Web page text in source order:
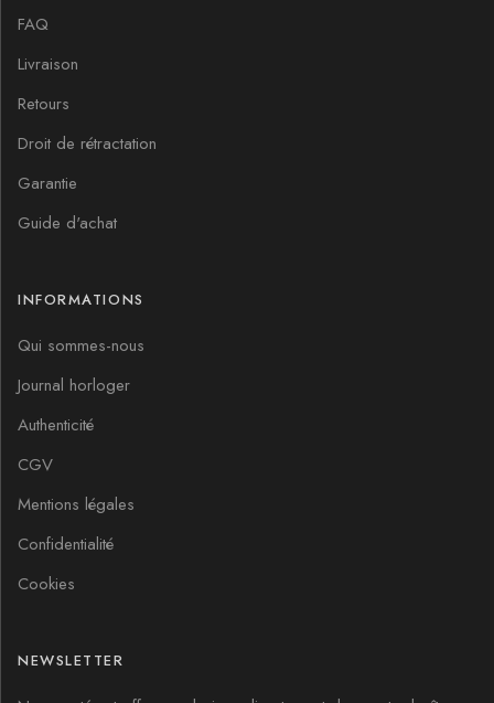
FAQ
Livraison
Retours
Droit de rétractation
Garantie
Guide d'achat
INFORMATIONS
Qui sommes-nous
Journal horloger
Authenticité
CGV
Mentions légales
Confidentialité
Cookies
NEWSLETTER